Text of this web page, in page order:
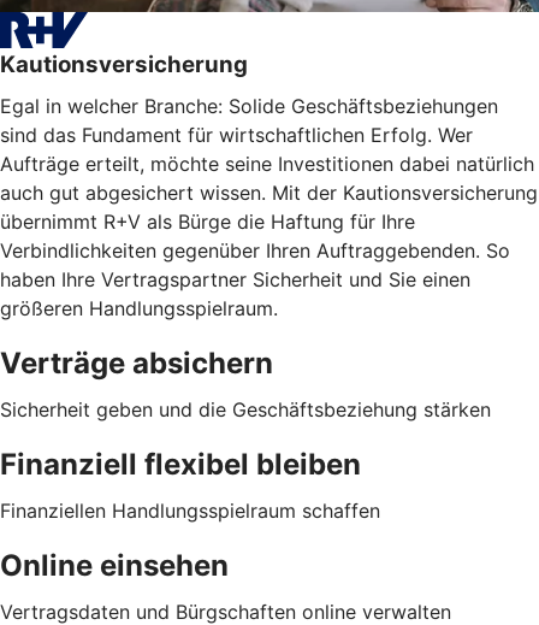
Kautionsversicherung
Egal in welcher Branche: Solide Geschäftsbeziehungen
sind das Fundament für wirtschaftlichen Erfolg. Wer
Aufträge erteilt, möchte seine Investitionen dabei natürlich
auch gut abgesichert wissen. Mit der Kautionsversicherung
übernimmt R+V als Bürge die Haftung für Ihre
Verbindlichkeiten gegenüber Ihren Auftraggebenden. So
haben Ihre Vertragspartner Sicherheit und Sie einen
größeren Handlungsspielraum.
Verträge absichern
Sicherheit geben und die Geschäftsbeziehung stärken
Finanziell flexibel bleiben
Finanziellen Handlungsspielraum schaffen
Online einsehen
Vertragsdaten und Bürgschaften online verwalten